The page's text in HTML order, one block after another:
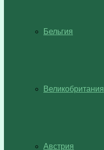
Бельгия
Великобритания
Австрия